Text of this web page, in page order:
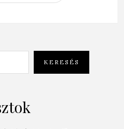
KERESÉS